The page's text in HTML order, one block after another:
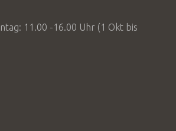
11.00 -16.00 Uhr (1 Okt bis